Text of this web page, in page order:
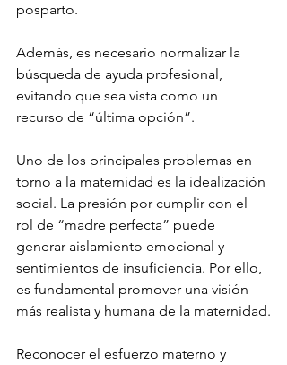
posparto.
Además, es necesario normalizar la
búsqueda de ayuda profesional,
evitando que sea vista como un
recurso de “última opción”.
Uno de los principales problemas en
torno a la maternidad es la idealización
social. La presión por cumplir con el
rol de “madre perfecta” puede
generar aislamiento emocional y
sentimientos de insuficiencia. Por ello,
es fundamental promover una visión
más realista y humana de la maternidad.
Reconocer el esfuerzo materno y